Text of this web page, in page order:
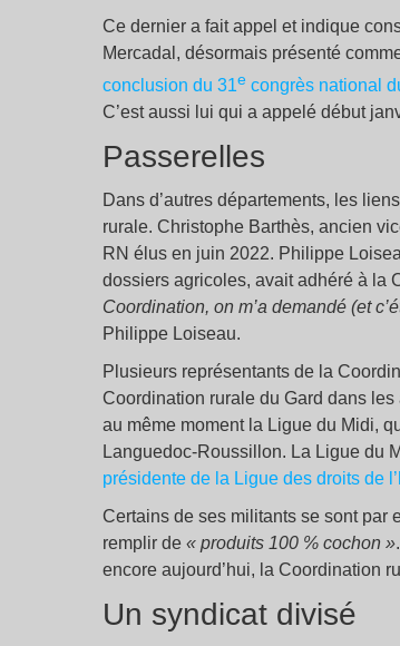
Ce dernier a fait appel et indique
Mercadal, désormais présenté
conclusion du 31e congrès national
C’est aussi lui qui a appelé début
Passerelles
Dans d’autres départements, les
rurale. Christophe Barthès, ancien
RN élus en juin 2022. Philippe
dossiers agricoles, avait adhéré à la
Coordination, on m’a demandé (et
Philippe Loiseau.
Plusieurs représentants de la
Coordination rurale du Gard dans
au même moment la Ligue du Midi,
Languedoc-Roussillon. La Ligue du
présidente de la Ligue des droits de
Certains de ses militants se sont par
remplir de « produits 100 % cochon »
encore aujourd’hui, la Coordination
Un syndicat divisé